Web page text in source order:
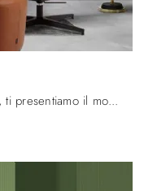
Se vuoi ultimare gli ambienti di lavoro, ti presentiamo il modello Poltrona direzionale Musa di Diemmeoffice tra diverse proposte di poltrone ...